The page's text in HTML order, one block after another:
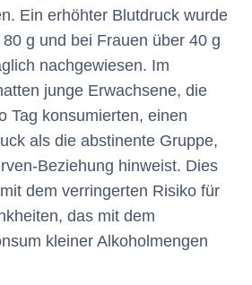
Ein erhöhter Blutdruck wurde
g und bei Frauen über 40 g
nachgewiesen. Im
junge Erwachsene, die
Tag konsumierten, einen
als die abstinente Gruppe,
Beziehung hinweist. Dies
dem verringerten Risiko für
das mit dem
kleiner Alkoholmengen